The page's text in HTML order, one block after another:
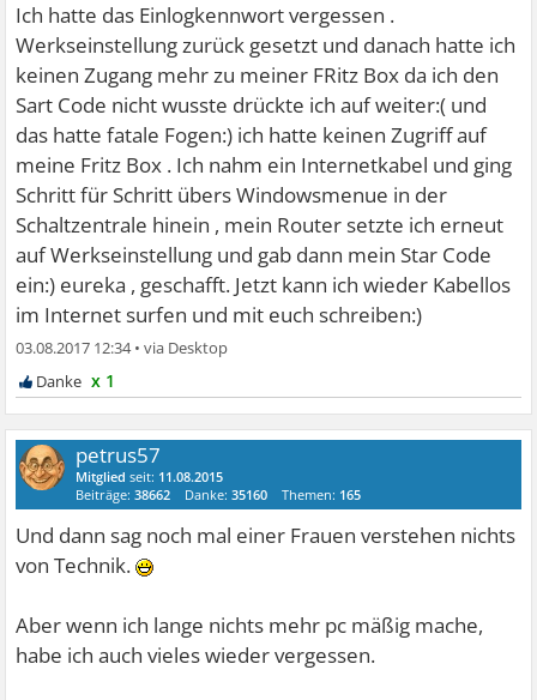
Ich hatte das Einlogkennwort vergessen .
Werkseinstellung zurück gesetzt und danach hatte ich
keinen Zugang mehr zu meiner FRitz Box da ich den
Sart Code nicht wusste drückte ich auf weiter:( und
das hatte fatale Fogen:) ich hatte keinen Zugriff auf
meine Fritz Box . Ich nahm ein Internetkabel und ging
Schritt für Schritt übers Windowsmenue in der
Schaltzentrale hinein , mein Router setzte ich erneut
auf Werkseinstellung und gab dann mein Star Code
ein:) eureka , geschafft. Jetzt kann ich wieder Kabellos
im Internet surfen und mit euch schreiben:)
03.08.2017 12:34•
x 1
petrus57
Mitglied seit: 11.08.2015
Beiträge:38662 Danke:35160 Themen: 165
Und dann sag noch mal einer Frauen verstehen nichts
von Technik.
Aber wenn ich lange nichts mehr pc mäßig mache,
habe ich auch vieles wieder vergessen.